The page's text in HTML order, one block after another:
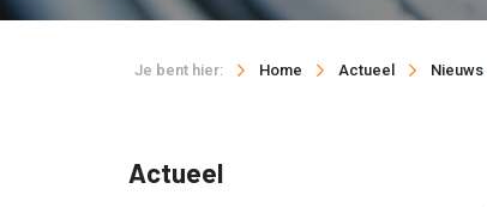
Je bent hier: Home Actueel Nieuws
Actueel